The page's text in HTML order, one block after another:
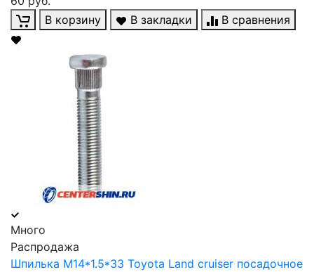
В корзину
В закладки В сравнения
Много
Распродажа
Шпилька М14*1.5*33 Toyota Land cruiser посадочное